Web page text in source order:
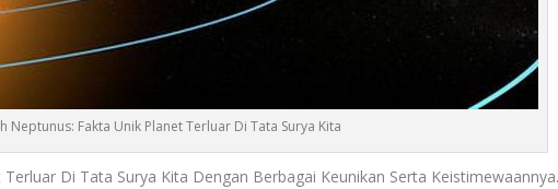
Neptunus: Fakta Unik Planet Terluar Di Tata Surya Kita
Terluar Di Tata Surya Kita Dengan Berbagai Keunikan Serta